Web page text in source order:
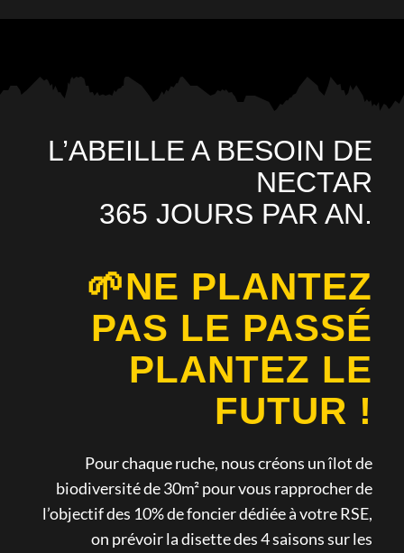
L’ABEILLE A BESOIN DE
NECTAR
365 JOURS PAR AN.
🌱NE PLANTEZ
PAS LE PASSÉ
PLANTEZ LE
FUTUR !
Pour chaque ruche, nous créons un îlot de
biodiversité de 30m² pour vous rapprocher de
l’objectif des 10% de foncier dédiée à votre RSE,
on prévoir la disette des 4 saisons sur les